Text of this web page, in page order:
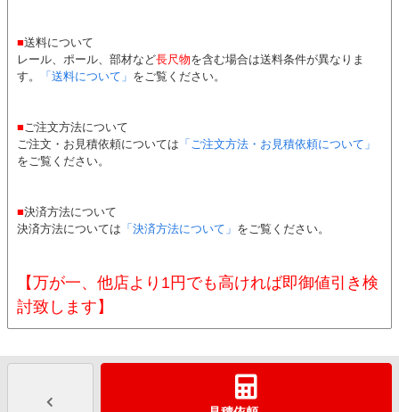
■送料について
レール、ポール、部材など長尺物を含む場合は送料条件が異なりま
す。
「送料について」 をご覧ください。
■ご注文方法について
ご注文・お見積依頼については 「ご注文方法・お見積依頼について」
をご覧ください。
■決済方法について
決済方法については 「決済方法について」 をご覧ください。
【万が一、他店より1円でも高ければ即御値引き検
討致します】